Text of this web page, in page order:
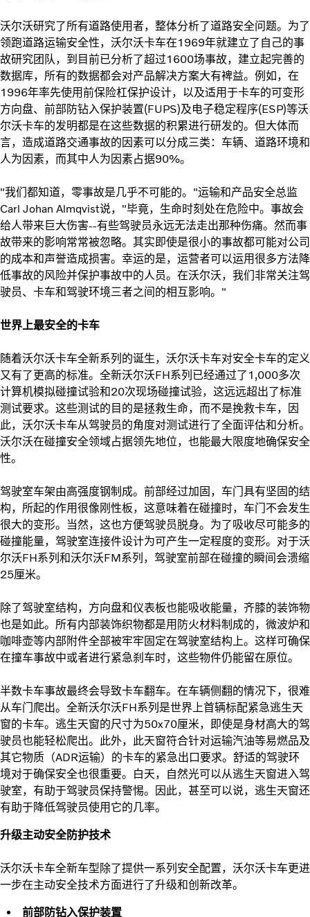
沃尔沃研究了所有道路使用者，整体分析了道路安全问题。为了
领跑道路运输安全性，沃尔沃卡车在1969年就建立了自己的事
故研究团队，到目前已分析了超过1600场事故，建立起完善的
数据库，所有的数据都会对产品解决方案大有裨益。例如，在
1996年率先使用前保险杠保护设计，以及适用于卡车的可变形
方向盘、前部防钻入保护装置(FUPS)及电子稳定程序(ESP)等沃
尔沃卡车的发明都是在这些数据的积累进行研发的。但大体而
言，造成道路交通事故的因素可以分成三类：车辆、道路环境和
人为因素，而其中人为因素占据90%。
"我们都知道，零事故是几乎不可能的。"运输和产品安全总监
Carl Johan Almqvist说，"毕竟，生命时刻处在危险中。事故会
给人带来巨大伤害--有些驾驶员永远无法走出那种伤痛。然而事
故带来的影响常常被忽略。其实即使是很小的事故都可能对公司
的成本和声誉造成损害。幸运的是，运营者可以运用很多方法降
低事故的风险并保护事故中的人员。在沃尔沃，我们非常关注驾
驶员、卡车和驾驶环境三者之间的相互影响。"
世界上最安全的卡车
随着沃尔沃卡车全新系列的诞生，沃尔沃卡车对安全卡车的定义
又有了更高的标准。全新沃尔沃FH系列已经通过了1,000多次
计算机模拟碰撞试验和20次现场碰撞试验，这远远超出了标准
测试要求。这些测试的目的是拯救生命，而不是挽救卡车，因
此，沃尔沃卡车从驾驶员的角度对测试进行了全面评估和分析。
沃尔沃在碰撞安全领域占据领先地位，也能最大限度地确保安全
性。
驾驶室车架由高强度钢制成。前部经过加固，车门具有坚固的结
构，所起的作用很像刚性板，这意味着在碰撞时，车门不会发生
很大的变形。当然，这也方便驾驶员脱身。为了吸收尽可能多的
碰撞能量，驾驶室连接件设计为可产生一定程度的变形。对于沃
尔沃FH系列和沃尔沃FM系列，驾驶室前部在碰撞的瞬间会溃缩
25厘米。
除了驾驶室结构，方向盘和仪表板也能吸收能量，齐膝的装饰物
也是如此。所有内部装饰织物都是用防火材料制成的，微波炉和
咖啡壶等内部附件全部被牢牢固定在驾驶室结构上。这样可确保
在撞车事故中或者进行紧急刹车时，这些物件仍能留在原位。
半数卡车事故最终会导致卡车翻车。在车辆侧翻的情况下，很难
从车门爬出。全新沃尔沃FH系列是世界上首辆标配紧急逃生天
窗的卡车。逃生天窗的尺寸为50x70厘米，即使是身材高大的驾
驶员也能轻松爬出。此外，此天窗符合针对运输汽油等易燃品及
其它物质（ADR运输）的卡车的紧急出口要求。舒适的驾驶环
境对于确保安全也很重要。白天，自然光可以从逃生天窗进入驾
驶室，有助于驾驶员保持警惕。因此，甚至可以说，逃生天窗还
有助于降低驾驶员使用它的几率。
升级主动安全防护技术
沃尔沃卡车全新车型除了提供一系列安全配置，沃尔沃卡车更进
一步在主动安全技术方面进行了升级和创新改革。
前部防钻入保护装置